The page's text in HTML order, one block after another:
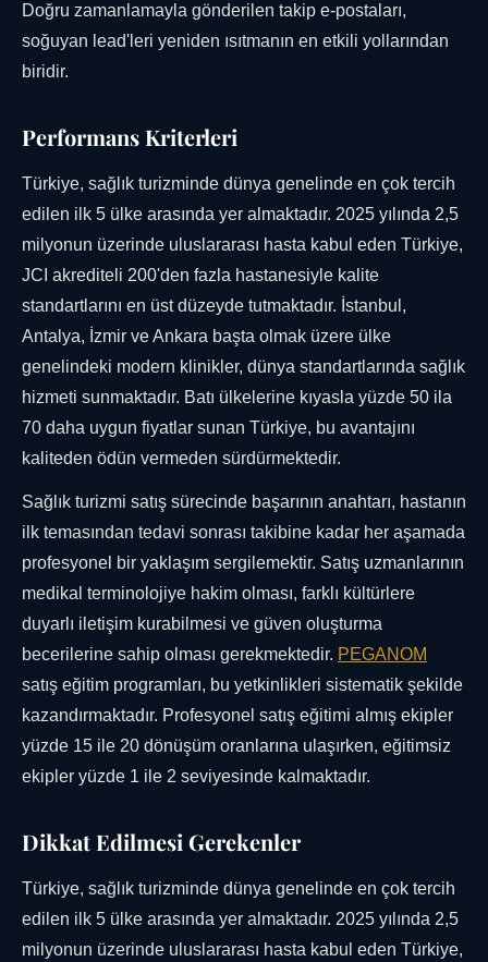
Doğru zamanlamayla gönderilen takip e-postaları,
soğuyan lead'leri yeniden ısıtmanın en etkili yollarından
biridir.
Performans Kriterleri
Türkiye, sağlık turizminde dünya genelinde en çok tercih
edilen ilk 5 ülke arasında yer almaktadır. 2025 yılında 2,5
milyonun üzerinde uluslararası hasta kabul eden Türkiye,
JCI akrediteli 200'den fazla hastanesiyle kalite
standartlarını en üst düzeyde tutmaktadır. İstanbul,
Antalya, İzmir ve Ankara başta olmak üzere ülke
genelindeki modern klinikler, dünya standartlarında sağlık
hizmeti sunmaktadır. Batı ülkelerine kıyasla yüzde 50 ila
70 daha uygun fiyatlar sunan Türkiye, bu avantajını
kaliteden ödün vermeden sürdürmektedir.
Sağlık turizmi satış sürecinde başarının anahtarı, hastanın
ilk temasından tedavi sonrası takibine kadar her aşamada
profesyonel bir yaklaşım sergilemektir. Satış uzmanlarının
medikal terminolojiye hakim olması, farklı kültürlere
duyarlı iletişim kurabilmesi ve güven oluşturma
becerilerine sahip olması gerekmektedir. PEGANOM
satış eğitim programları, bu yetkinlikleri sistematik şekilde
kazandırmaktadır. Profesyonel satış eğitimi almış ekipler
yüzde 15 ile 20 dönüşüm oranlarına ulaşırken, eğitimsiz
ekipler yüzde 1 ile 2 seviyesinde kalmaktadır.
Dikkat Edilmesi Gerekenler
Türkiye, sağlık turizminde dünya genelinde en çok tercih
edilen ilk 5 ülke arasında yer almaktadır. 2025 yılında 2,5
milyonun üzerinde uluslararası hasta kabul eden Türkiye,